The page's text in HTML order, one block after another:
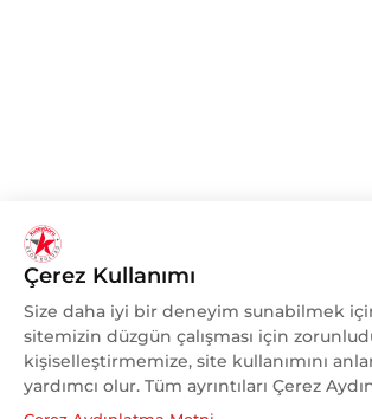
Çerez Kullanımı
Size daha iyi bir deneyim sunabilmek
sitemizin düzgün çalışması için
kişiselleştirmemize, site kullanımını
yardımcı olur. Tüm ayrıntıları Çerez